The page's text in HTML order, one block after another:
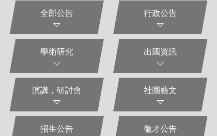
全部公告 行政公告
學術研究 出國資訊
演講，研討會 社團藝文
招生公告 徵才公告